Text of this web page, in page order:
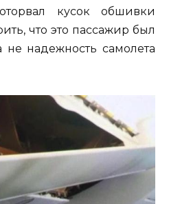
кусок обшивки
что это пассажир был
надежность самолета